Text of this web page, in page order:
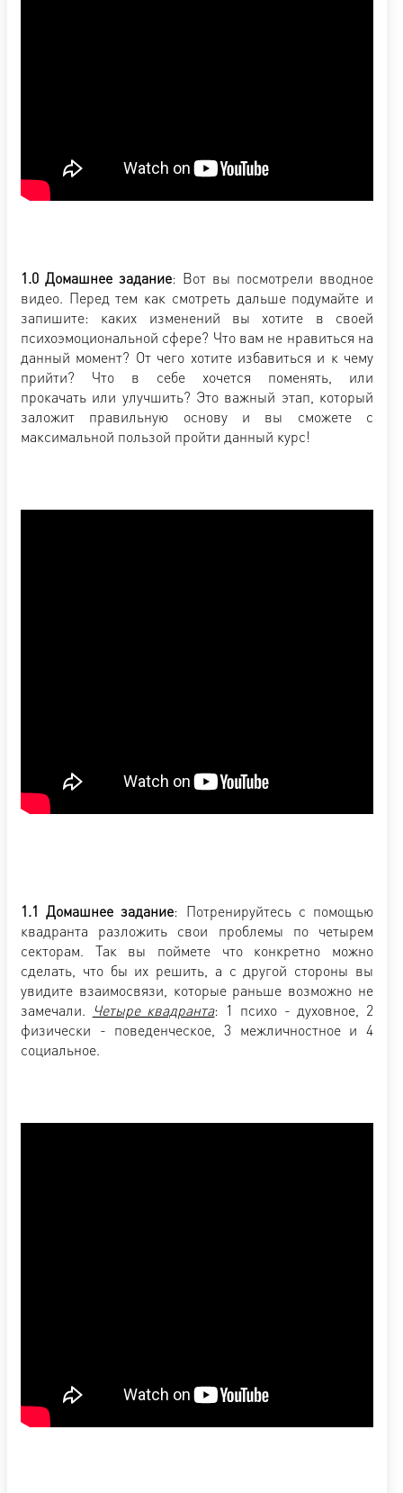
1.0 Домашнее задание: Вот вы посмотрели вводное
видео. Перед тем как смотреть дальше подумайте и
запишите: каких изменений вы хотите в своей
психоэмоциональной сфере? Что вам не нравиться на
данный момент? От чего хотите избавиться и к чему
прийти? Что в себе хочется поменять, или
прокачать или улучшить? Это важный этап, который
заложит правильную основу и вы сможете с
максимальной пользой пройти данный курс!
1.1 Домашнее задание: Потренируйтесь с помощью
квадранта разложить свои проблемы по четырем
секторам. Так вы поймете что конкретно можно
сделать, что бы их решить, а с другой стороны вы
увидите взаимосвязи, которые раньше возможно не
замечали. Четыре квадранта: 1 психо - духовное, 2
физически - поведенческое, 3 межличностное и 4
социальное.